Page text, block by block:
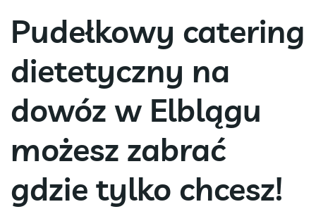
Pudełkowy catering
dietetyczny na
dowóz w Elblągu
możesz zabrać
gdzie tylko chcesz!